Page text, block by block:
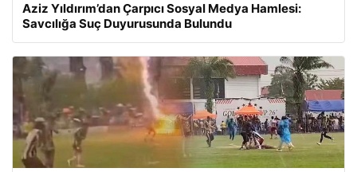
Aziz Yıldırım’dan Çarpıcı Sosyal Medya Hamlesi:
Savcılığa Suç Duyurusunda Bulundu